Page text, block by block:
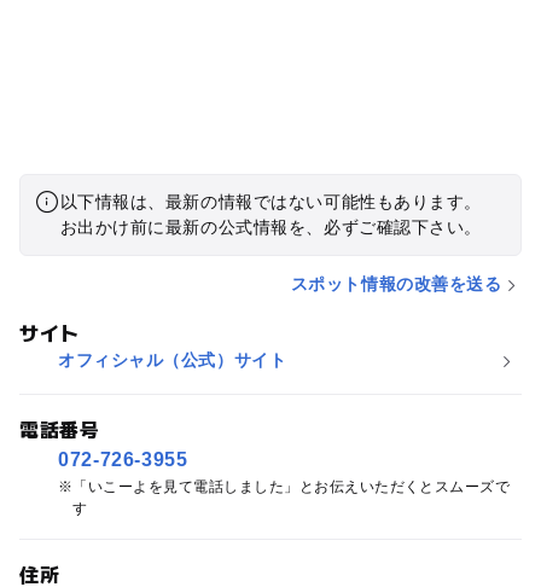
以下情報は、最新の情報ではない可能性もあります。
お出かけ前に最新の公式情報を、必ずご確認下さい。
スポット情報の改善を送る
サイト
オフィシャル（公式）サイト
電話番号
072-726-3955
「いこーよを見て電話しました」とお伝えいただくとスムーズで
す
住所